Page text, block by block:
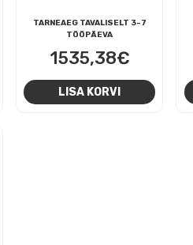
TARNEAEG TAVALISELT 3-7
TÖÖPÄEVA
1535,38€
LISA KORVI